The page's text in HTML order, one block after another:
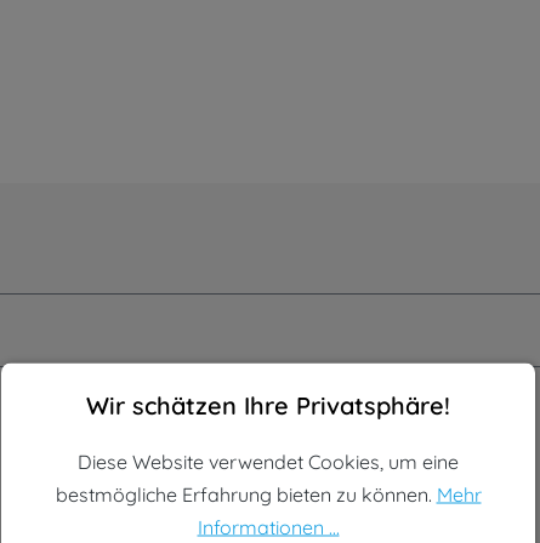
Cookie-Voreinstellungen
Diese Website verwendet Cookies, um eine bestmögliche
Wir schätzen Ihre Privatsphäre!
Diese Website verwendet Cookies, um eine
bestmögliche Erfahrung bieten zu können. Mehr
Informationen ...